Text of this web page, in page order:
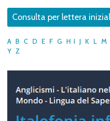
Consulta per lettera
A B C D E F G H I J K L M
Y Z